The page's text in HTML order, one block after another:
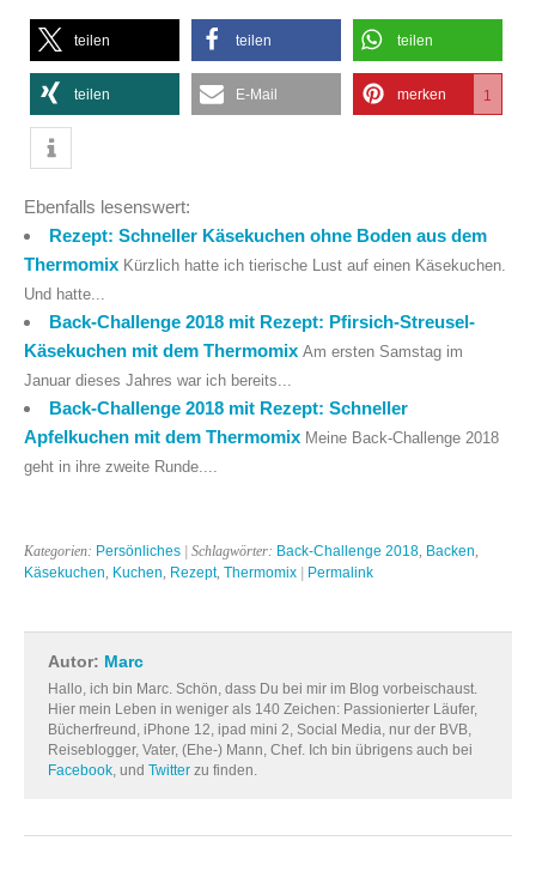
teilen teilen teilen
teilen E-Mail merken 1
Ebenfalls lesenswert:
Rezept: Schneller Käsekuchen ohne Boden aus dem
Thermomix Kürzlich hatte ich tierische Lust auf einen Käsekuchen.
Und hatte...
Back-Challenge 2018 mit Rezept: Pfirsich-Streusel-
Käsekuchen mit dem Thermomix Am ersten Samstag im
Januar dieses Jahres war ich bereits...
Back-Challenge 2018 mit Rezept: Schneller
Apfelkuchen mit dem Thermomix Meine Back-Challenge 2018
geht in ihre zweite Runde....
Kategorien: Persönliches | Schlagwörter: Back-Challenge 2018, Backen,
Käsekuchen, Kuchen, Rezept, Thermomix Permalink
Autor: Marc
Hallo, ich bin Marc. Schön, dass Du bei mir im Blog vorbeischaust.
Hier mein Leben in weniger als 140 Zeichen: Passionierter Läufer,
Bücherfreund, iPhone 12, ipad mini 2, Social Media, nur der BVB,
Reiseblogger, Vater, (Ehe-) Mann, Chef. Ich bin übrigens auch bei
Facebook, und Twitter zu finden.